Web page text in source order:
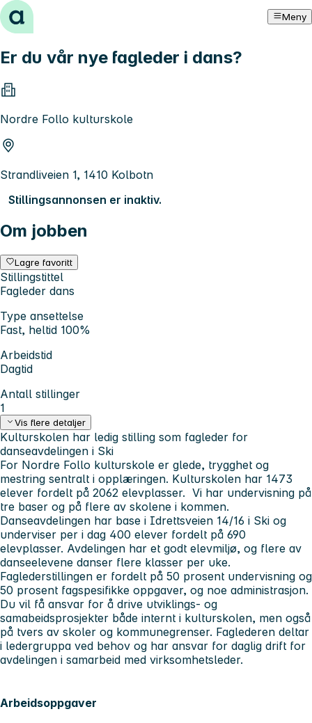
Hopp til innhold Meny
Er du vår nye fagleder i dans?
Nordre Follo kulturskole
Strandliveien 1, 1410 Kolbotn
Stillingsannonsen er inaktiv.
Om jobben
Lagre favoritt
Stillingstittel
Fagleder dans
Type ansettelse
Fast, heltid 100%
Arbeidstid
Dagtid
Antall stillinger
1
Vis flere detaljer
Kulturskolen har ledig stilling som fagleder for
danseavdelingen i Ski
For Nordre Follo kulturskole er glede, trygghet og
mestring sentralt i opplæringen. Kulturskolen har 1473
elever fordelt på 2062 elevplasser. Vi har undervisning på
tre baser og på flere av skolene i kommen.
Danseavdelingen har base i Idrettsveien 14/16 i Ski og
underviser per i dag 400 elever fordelt på 690
elevplasser. Avdelingen har et godt elevmiljø, og flere av
danseelevene danser flere klasser per uke.
Faglederstillingen er fordelt på 50 prosent undervisning og
50 prosent fagspesifikke oppgaver, og noe administrasjon.
Du vil få ansvar for å drive utviklings- og
samabeidsprosjekter både internt i kulturskolen, men også
på tvers av skoler og kommunegrenser. Faglederen deltar
i ledergruppa ved behov og har ansvar for daglig drift for
avdelingen i samarbeid med virksomhetsleder.
Arbeidsoppgaver